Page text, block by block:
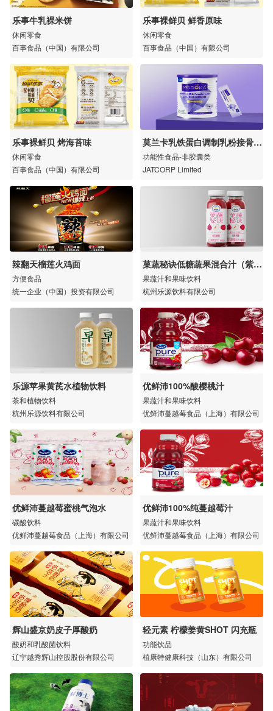
乐事牛乳裸米饼
休闲零食
百事食品（中国）有限公司
乐事裸鲜贝 鲜香原味
休闲零食
百事食品（中国）有限公司
乐事裸鲜贝 烤海苔味
休闲零食
百事食品（中国）有限公司
莫兰卡乳铁蛋白调制乳粉接骨木
莓
功能性食品-非胶囊类
JATCORP Limited
辣翻天榴莲火鸡面
方便食品
统一企业（中国）投资有限公司
菓蔬秘诀低糖蔬果混合汁（紫苏
桃）
果蔬汁和果味饮料
杭州乐源饮料有限公司
乐源苹果黄芪水植物饮料
茶和植物饮料
杭州乐源饮料有限公司
优鲜沛100%酸樱桃汁
果蔬汁和果味饮料
优鲜沛蔓越莓食品（上海）有限公司
优鲜沛蔓越莓蜜桃气泡水
碳酸饮料
优鲜沛蔓越莓食品（上海）有限公司
优鲜沛100%纯蔓越莓汁
果蔬汁和果味饮料
优鲜沛蔓越莓食品（上海）有限公司
辉山盛京奶皮子厚酸奶
酸奶和乳酸菌饮料
辽宁越秀辉山控股股份有限公司
轻元素 柠檬姜黄SHOT 闪充瓶
功能饮品
植康特健康科技（山东）有限公司